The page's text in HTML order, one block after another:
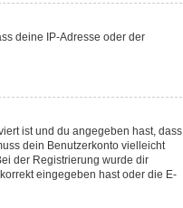
deine IP-Adresse oder der
ist und du angegeben hast, dass
dein Benutzerkonto vielleicht
der Registrierung wurde dir
eingegeben hast oder die E-